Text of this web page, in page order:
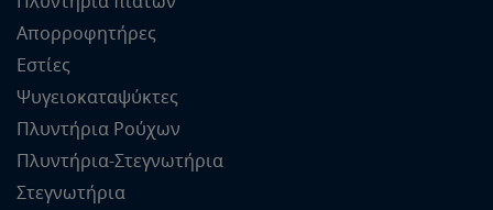
Απορροφητήρες
Εστίες
Ψυγειοκαταψύκτες
Πλυντήρια Ρούχων
Πλυντήρια-Στεγνωτήρια
Στεγνωτήρια